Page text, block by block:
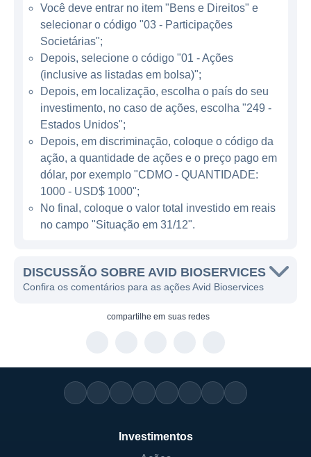
pesquisa e desenvolvimento até a produção
em larga escala. A empresa se posiciona
como uma parceira estratégica para
empresas que necessitam de assistência na
fabricação de suas terapias biológicas, com
ênfase na biomanufatura em processos que
garantem a conformidade com as boas
práticas de fabricação (BPF). Entre seus
principais clientes, estão empresas que
desenvolvem tratamentos para doenças
autoimunes, câncer e outras condições
crônicas que exigem inovações terapêuticas.
A Avid Bioservices tem como objetivo facilitar
oferecendo uma gama de soluções para
serviços incluem o desenvolvimento de
células de produção, otimização de
analítico, além da fabricação sob demanda.
Você deve entrar no item "Bens e Direitos" e
selecionar o código "03 - Participações
Societárias";
Depois, selecione o código "01 - Ações
(inclusive as listadas em bolsa)";
Depois, em localização, escolha o país do seu
investimento, no caso de ações, escolha "249 -
Estados Unidos";
Depois, em discriminação, coloque o código da
ação, a quantidade de ações e o preço pago em
dólar, por exemplo "CDMO - QUANTIDADE:
1000 - USD$ 1000";
No final, coloque o valor total investido em reais
no campo "Situação em 31/12".
DISCUSSÃO SOBRE AVID BIOSERVICES
Confira os comentários para as ações Avid Bioservices
compartilhe em suas redes
Investimentos